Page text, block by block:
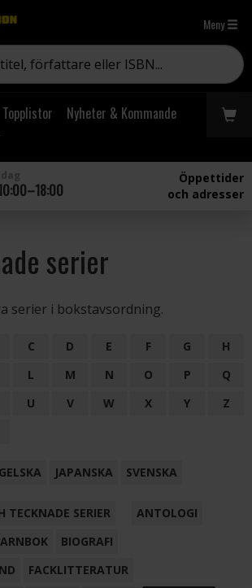
Meny
Nyheter & Kommande
Öppettider
och adresser
serier
serier i bokstavsordning.
C D E F G
H
L M N O P
Q
U V W X Y
Z
JAPANSKA SVENSKA
TECKNADE SERIER
ANTOLOGI
BIOGRAFI
FACKLITTERATUR